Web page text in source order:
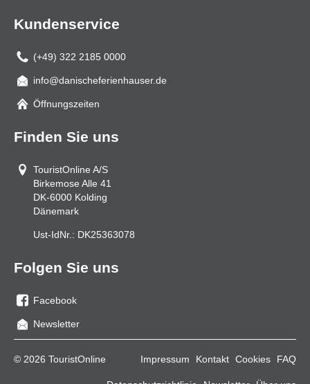
Kundenservice
(+49) 322 2185 0000
Mail
info@danischeferienhauser.de
Öffnungszeiten
Finden Sie uns
TouristOnline A/S
Birkemose Alle 41
DK-6000 Kolding
Dänemark
Ust-IdNr.: DK25363078
Folgen Sie uns
Sie
uns
Facebook
Newsletter
© 2026 TouristOnline Impressum Kontakt Cookies FAQ